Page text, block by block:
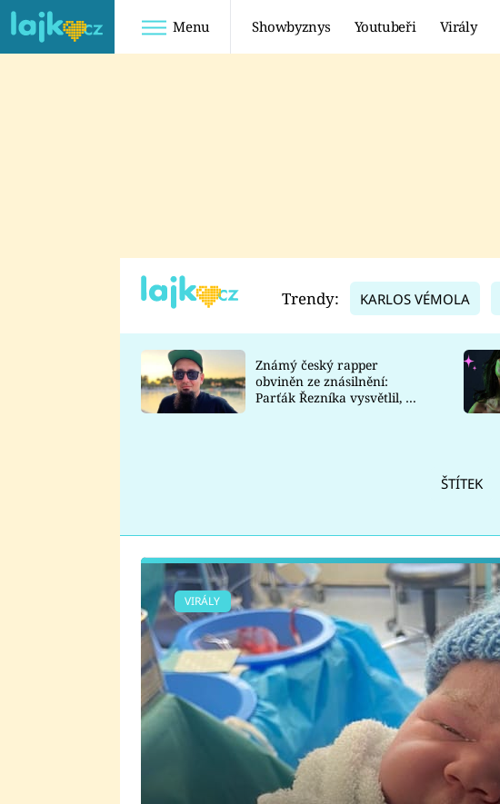
Menu Showbyznys Youtubeři Virály
TADEÁŠ KUBĚNKA
DATEL
Trendy: KARLOS VÉMOLA
Známý český rapper
obviněn ze znásilnění:
Parťák Řezníka vysvětlil, co
ŠTÍTEK
VIRÁLY